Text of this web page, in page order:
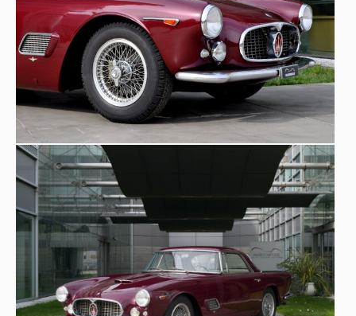
der am 18. April 1958 in Modena abgeholt wurde. Rascel
war ein italienischer Schauspieler, Komiker, Songschreiber,
Tänzer, Moderator und Journalist. Angeblich schenkte
Eddie Fisher Liz Taylor 1962 einen goldenen Maserati
3500 GT. Dieser wurde später anAnthony Quinn,einen
autobegeisterten Schauspieler, verkauft. Ein Maserati
3500 GT aus dem Jahr 1959 erschien 1961 in dem Film
Cash on Demand
EinMaserati 3500 GT Spider Vignale von 1960und ein
weitererMaserati 3500 Gti Coupé Touring von 1962
gehören ebenfalls zum Museo Nicolis.